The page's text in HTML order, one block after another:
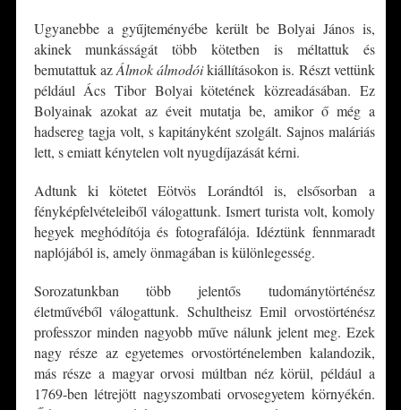
Ugyanebbe a gyűjteményébe került be Bolyai János is,
akinek munkásságát több kötetben is méltattuk és
bemutattuk azÁlmok álmodóikiállításokon is. Részt vettünk
például Ács Tibor Bolyai kötetének közreadásában. Ez
Bolyainak azokat az éveit mutatja be, amikor ő még a
hadsereg tagja volt, s kapitányként szolgált. Sajnos maláriás
lett, s emiatt kénytelen volt nyugdíjazását kérni.
Adtunk ki kötetet Eötvös Lorándtól is, elsősorban a
fényképfelvételeiből válogattunk. Ismert turista volt, komoly
hegyek meghódítója és fotografálója. Idéztünk fennmaradt
naplójából is, amely önmagában is különlegesség.
Sorozatunkban több jelentős tudománytörténész
életművéből válogattunk. Schultheisz Emil orvostörténész
professzor minden nagyobb műve nálunk jelent meg. Ezek
nagy része az egyetemes orvostörténelemben kalandozik,
más része a magyar orvosi múltban néz körül, például a
1769-ben létrejött nagyszombati orvosegyetem környékén.